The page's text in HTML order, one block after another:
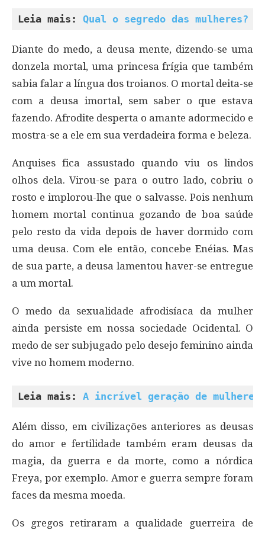
Leia mais: Qual o segredo das mulheres?
Diante do medo, a deusa mente, dizendo-se uma
donzela mortal, uma princesa frígia que também
sabia falar a língua dos troianos. O mortal deita-se
com a deusa imortal, sem saber o que estava
fazendo. Afrodite desperta o amante adormecido e
mostra-se a ele em sua verdadeira forma e beleza.
Anquises fica assustado quando viu os lindos
olhos dela. Virou-se para o outro lado, cobriu o
rosto e implorou-lhe que o salvasse. Pois nenhum
homem mortal continua gozando de boa saúde
pelo resto da vida depois de haver dormido com
uma deusa. Com ele então, concebe Enéias. Mas
de sua parte, a deusa lamentou haver-se entregue
a um mortal.
O medo da sexualidade afrodisíaca da mulher
ainda persiste em nossa sociedade Ocidental. O
medo de ser subjugado pelo desejo feminino ainda
vive no homem moderno.
Leia mais: A incrível geração de mulheres
Além disso, em civilizações anteriores as deusas
do amor e fertilidade também eram deusas da
magia, da guerra e da morte, como a nórdica
Freya, por exemplo. Amor e guerra sempre foram
faces da mesma moeda.
Os gregos retiraram a qualidade guerreira de